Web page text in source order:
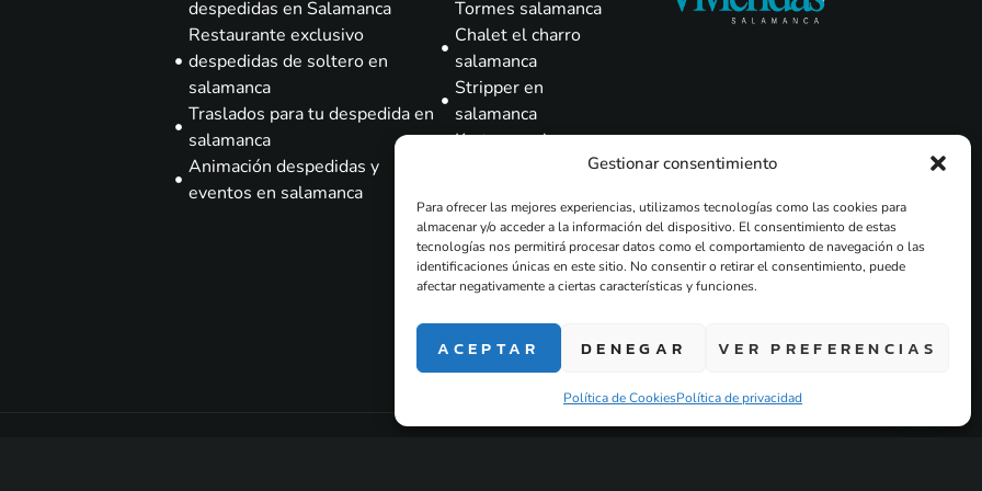
Gestionar consentimiento
Para ofrecer las mejores experiencias, utilizamos tecnologías como las cookies para
almacenar y/o acceder a la información del dispositivo. El consentimiento de estas
tecnologías nos permitirá procesar datos como el comportamiento de navegación o las
identificaciones únicas en este sitio. No consentir o retirar el consentimiento, puede
afectar negativamente a ciertas características y funciones.
ACEPTAR DENEGAR VER PREFERENCIAS
Política de CookiesPolítica de privacidad
despedidas en Salamanca
Restaurante exclusivo
despedidas de soltero en
salamanca
Traslados para tu despedida en
salamanca
Animación despedidas y
eventos en salamanca
Tormes salamanca
Chalet el charro
salamanca
Stripper en
salamanca
Karts en salamanca
Brunch con magia en
salamanca
Gymkanas en
salamanca
Escape room a
domicilio en
salamanca